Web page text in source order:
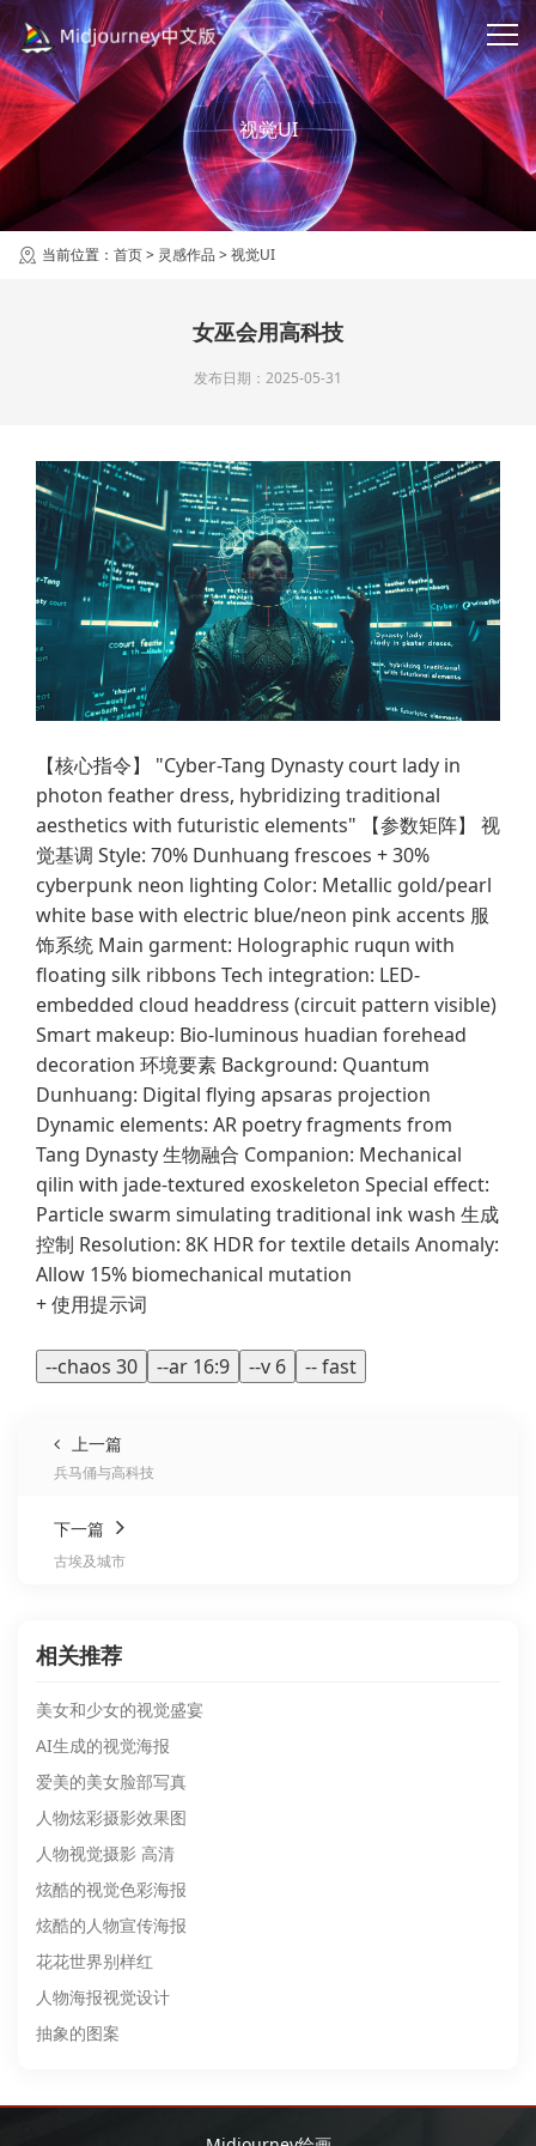
视觉UI
当前位置： 首页> 灵感作品 >视觉UI
女巫会用高科技
发布日期：2025-05-31
【核心指令】 "Cyber-Tang Dynasty court lady in
photon feather dress, hybridizing traditional
aesthetics with futuristic elements" 【参数矩阵】 视
觉基调 Style: 70% Dunhuang frescoes + 30%
cyberpunk neon lighting Color: Metallic gold/pearl
white base with electric blue/neon pink accents 服
饰系统 Main garment: Holographic ruqun with
floating silk ribbons Tech integration: LED-
embedded cloud headdress (circuit pattern visible)
Smart makeup: Bio-luminous huadian forehead
decoration 环境要素 Background: Quantum
Dunhuang: Digital flying apsaras projection
Dynamic elements: AR poetry fragments from
Tang Dynasty 生物融合 Companion: Mechanical
qilin with jade-textured exoskeleton Special effect:
Particle swarm simulating traditional ink wash 生成
控制 Resolution: 8K HDR for textile details Anomaly:
Allow 15% biomechanical mutation
+ 使用提示词
--chaos 30 --ar 16:9 --v 6 -- fast
上一篇
兵马俑与高科技
下一篇
古埃及城市
相关推荐
美女和少女的视觉盛宴
AI生成的视觉海报
爱美的美女脸部写真
人物炫彩摄影效果图
人物视觉摄影 高清
炫酷的视觉色彩海报
炫酷的人物宣传海报
花花世界别样红
人物海报视觉设计
抽象的图案